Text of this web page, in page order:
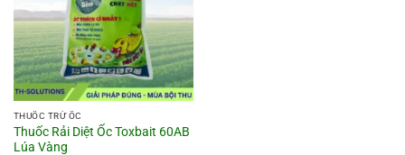
THUỐC TRỪ ỐC
Thuốc Rải Diệt Ốc Toxbait 60AB
Lúa Vàng